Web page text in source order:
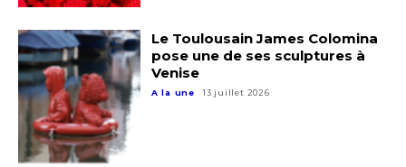
Le Toulousain James Colomina
pose une de ses sculptures à
Venise
A la une 13 juillet 2026